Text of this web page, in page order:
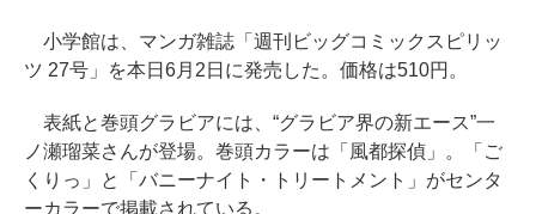
小学館は、マンガ雑誌「週刊ビッグコミックスピリッ
ツ 27号」を本日6月2日に発売した。価格は510円。
表紙と巻頭グラビアには、“グラビア界の新エース”一
ノ瀬瑠菜さんが登場。巻頭カラーは「風都探偵」。「ご
くりっ」と「バニーナイト・トリートメント」がセンタ
ーカラーで掲載されている。